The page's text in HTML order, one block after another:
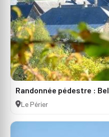
Randonnée pédestre :
Le Périer